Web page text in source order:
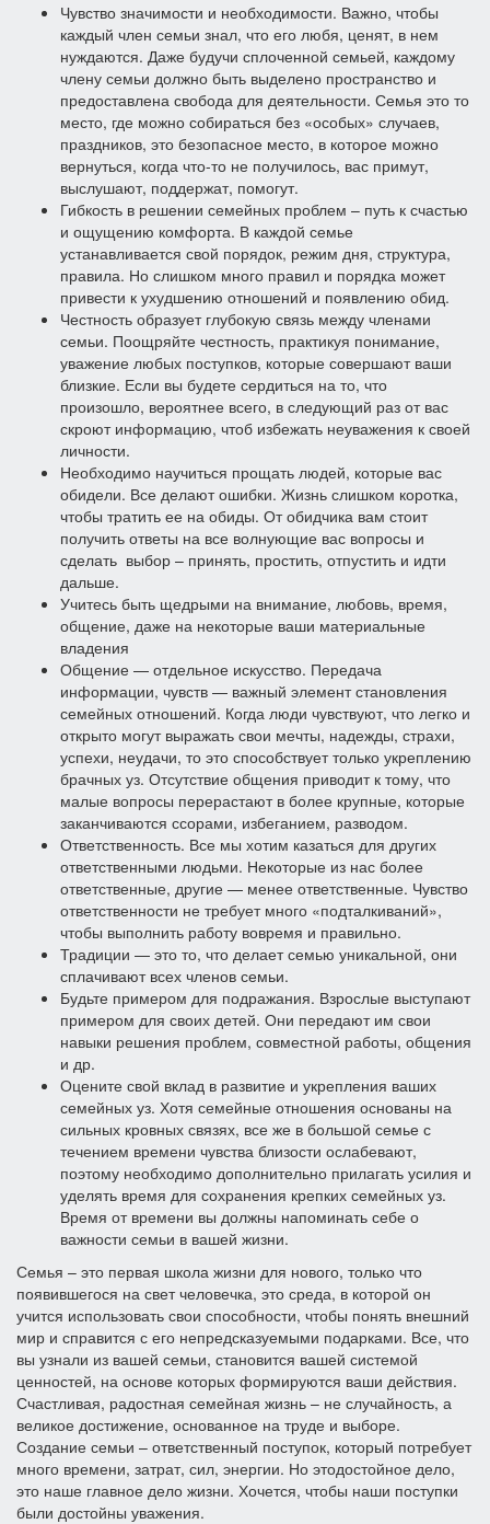
Чувство значимости и необходимости. Важно, чтобы
каждый член семьи знал, что его любя, ценят, в нем
нуждаются. Даже будучи сплоченной семьей, каждому
члену семьи должно быть выделено пространство и
предоставлена свобода для деятельности. Семья это то
место, где можно собираться без «особых» случаев,
праздников, это безопасное место, в которое можно
вернуться, когда что-то не получилось, вас примут,
выслушают, поддержат, помогут.
Гибкость в решении семейных проблем – путь к счастью
и ощущению комфорта. В каждой семье
устанавливается свой порядок, режим дня, структура,
правила. Но слишком много правил и порядка может
привести к ухудшению отношений и появлению обид.
Честность образует глубокую связь между членами
семьи. Поощряйте честность, практикуя понимание,
уважение любых поступков, которые совершают ваши
близкие. Если вы будете сердиться на то, что
произошло, вероятнее всего, в следующий раз от вас
скроют информацию, чтоб избежать неуважения к своей
личности.
Необходимо научиться прощать людей, которые вас
обидели. Все делают ошибки. Жизнь слишком коротка,
чтобы тратить ее на обиды. От обидчика вам стоит
получить ответы на все волнующие вас вопросы и
сделать выбор – принять, простить, отпустить и идти
дальше.
Учитесь быть щедрыми на внимание, любовь, время,
общение, даже на некоторые ваши материальные
владения
Общение — отдельное искусство. Передача
информации, чувств — важный элемент становления
семейных отношений. Когда люди чувствуют, что легко и
открыто могут выражать свои мечты, надежды, страхи,
успехи, неудачи, то это способствует только укреплению
брачных уз. Отсутствие общения приводит к тому, что
малые вопросы перерастают в более крупные, которые
заканчиваются ссорами, избеганием, разводом.
Ответственность. Все мы хотим казаться для других
ответственными людьми. Некоторые из нас более
ответственные, другие — менее ответственные. Чувство
ответственности не требует много «подталкиваний»,
чтобы выполнить работу вовремя и правильно.
Традиции — это то, что делает семью уникальной, они
сплачивают всех членов семьи.
Будьте примером для подражания. Взрослые выступают
примером для своих детей. Они передают им свои
навыки решения проблем, совместной работы, общения
и др.
Оцените свой вклад в развитие и укрепления ваших
семейных уз. Хотя семейные отношения основаны на
сильных кровных связях, все же в большой семье с
течением времени чувства близости ослабевают,
поэтому необходимо дополнительно прилагать усилия и
уделять время для сохранения крепких семейных уз.
Время от времени вы должны напоминать себе о
важности семьи в вашей жизни.
Семья – это первая школа жизни для нового, только что
появившегося на свет человечка, это среда, в которой он
учится использовать свои способности, чтобы понять внешний
мир и справится с его непредсказуемыми подарками. Все, что
вы узнали из вашей семьи, становится вашей системой
ценностей, на основе которых формируются ваши действия.
Счастливая, радостная семейная жизнь – не случайность, а
великое достижение, основанное на труде и выборе.
Создание семьи – ответственный поступок, который потребует
много времени, затрат, сил, энергии. Но этодостойное дело,
это наше главное дело жизни. Хочется, чтобы наши поступки
были достойны уважения.